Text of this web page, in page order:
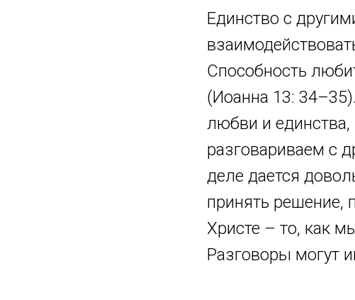
Единство с
Способность
(Иоанна 13:
любви и
разговариваем с
деле дается
принять решение,
Христе – то, как
Разговоры могут